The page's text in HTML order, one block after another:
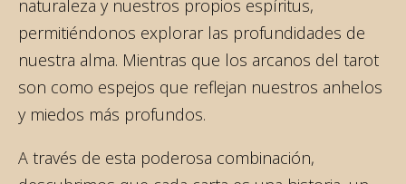
naturaleza y nuestros propios espíritus,
permitiéndonos explorar las profundidades de
nuestra alma. Mientras que los arcanos del tarot
son como espejos que reflejan nuestros anhelos
y miedos más profundos.
A través de esta poderosa combinación,